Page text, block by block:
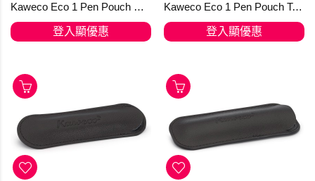
Kaweco Eco 1 Pen Pouch Creamy Espresso for SPORT
登入顯優惠
Kaweco Eco 1 Pen Pouch Tender Mint für SPORT
登入顯優惠